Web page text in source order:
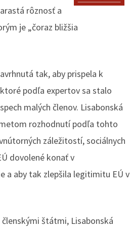
rôznosť a
je „čoraz bližšia
tak, aby prispela k
podľa expertov sa stalo
malých členov. Lisabonská
rozhodnutí podľa tohto
záležitostí, sociálnych
dovolené konať v
a aby tak zlepšila legitimitu EÚ v
štátmi, Lisabonská